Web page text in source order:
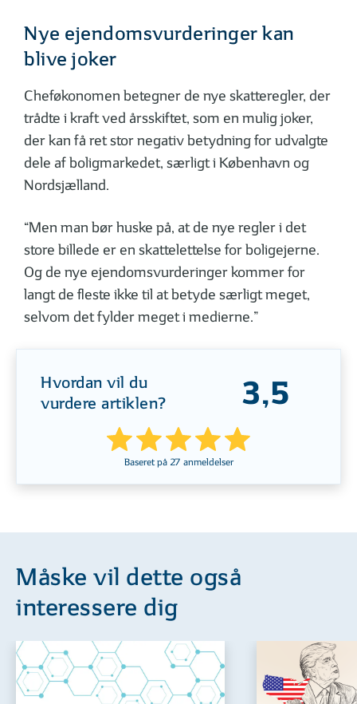
Nye ejendomsvurderinger kan
blive joker
Cheføkonomen betegner de nye skatteregler, der
trådte i kraft ved årsskiftet, som en mulig joker,
der kan få ret stor negativ betydning for udvalgte
dele af boligmarkedet, særligt i København og
Nordsjælland.
“Men man bør huske på, at de nye regler i det
store billede er en skattelettelse for boligejerne.
Og de nye ejendomsvurderinger kommer for
langt de fleste ikke til at betyde særligt meget,
selvom det fylder meget i medierne.”
Hvordan vil du
vurdere artiklen?
3,5
Baseret på 27 anmeldelser
Måske vil dette også
interessere dig